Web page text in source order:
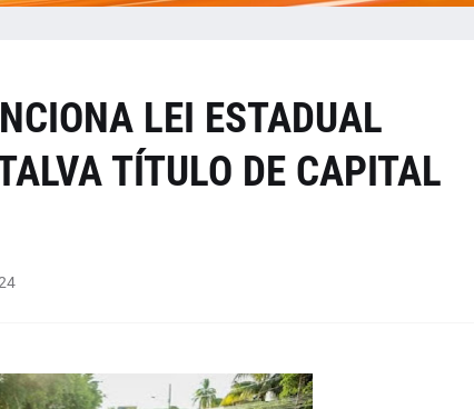
LEI ESTADUAL
TÍTULO DE CAPITAL